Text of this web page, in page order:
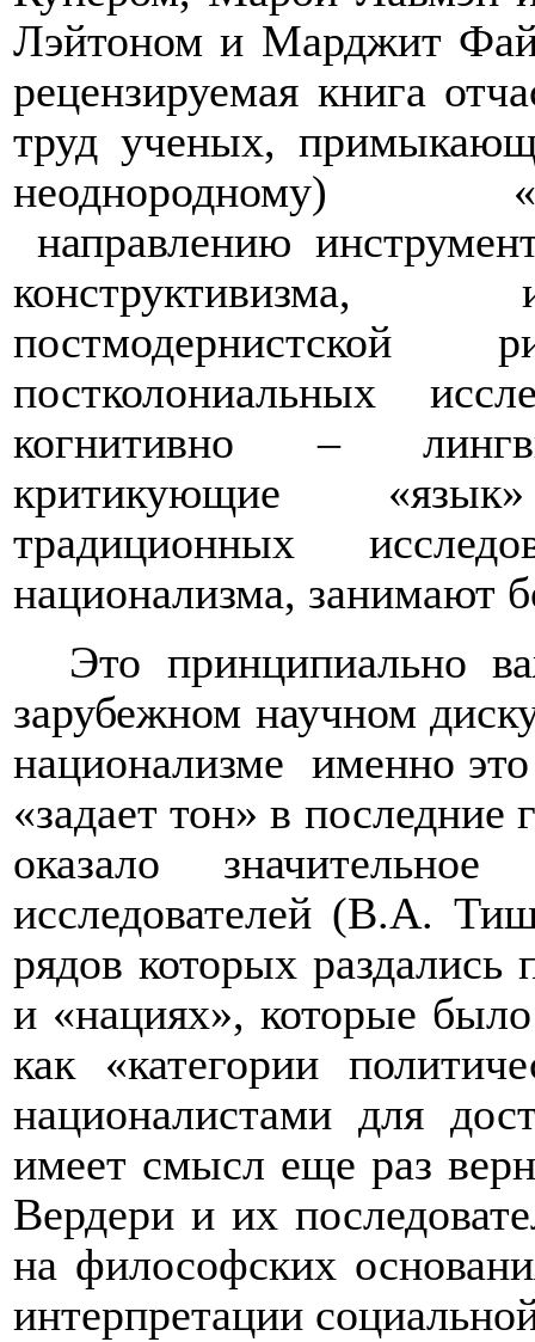
Лэйтоном и Марджит
рецензируемая книга
труд ученых,
неоднородному)
направлению
конструктивизма,
постколониальных
когнитивно –
критикующие
традиционных
национализма, занимают
Это принципиально
зарубежном научном
национализме именно
«задает тон» в
оказало
исследователей (В.А.
рядов которых
и «нациях», которые
как «категории
националистами для
имеет смысл еще раз
Вердери и их
на философских
интерпретации